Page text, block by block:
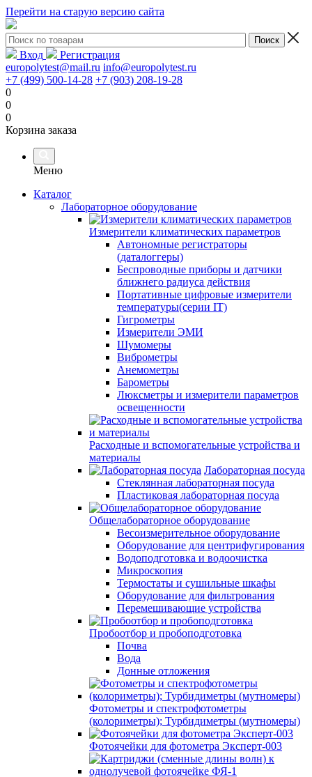
Перейти на старую версию сайта
Вход
Регистрация
europolytest@mail.ru info@europolytest.ru
+7 (499) 500-14-28 +7 (903) 208-19-28
0
0
0
Корзина заказа
Меню
Каталог
Лабораторное оборудование
Измерители климатических параметров
Автономные регистраторы
(даталоггеры)
Беспроводные приборы и датчики
ближнего радиуса действия
Портативные цифровые измерители
температуры(серии IT)
Гигрометры
Измерители ЭМИ
Шумомеры
Виброметры
Анемометры
Барометры
Люксметры и измерители параметров
освещенности
Расходные и вспомогательные устройства и
материалы
Лабораторная посуда
Стеклянная лабораторная посуда
Пластиковая лабораторная посуда
Общелабораторное оборудование
Весоизмерительное оборудование
Оборудование для центрифугирования
Водоподготовка и водоочистка
Микроскопия
Термостаты и сушильные шкафы
Оборудование для фильтрования
Перемешивающие устройства
Пробоотбор и пробоподготовка
Почва
Вода
Донные отложения
Фотометры и спектрофотометры
(колориметры); Турбидиметры (мутномеры)
Фотоячейки для фотометра Эксперт-003